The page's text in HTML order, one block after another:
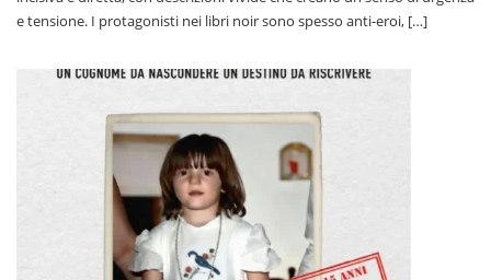
e tensione. I protagonisti nei libri noir sono spesso anti-eroi, […]